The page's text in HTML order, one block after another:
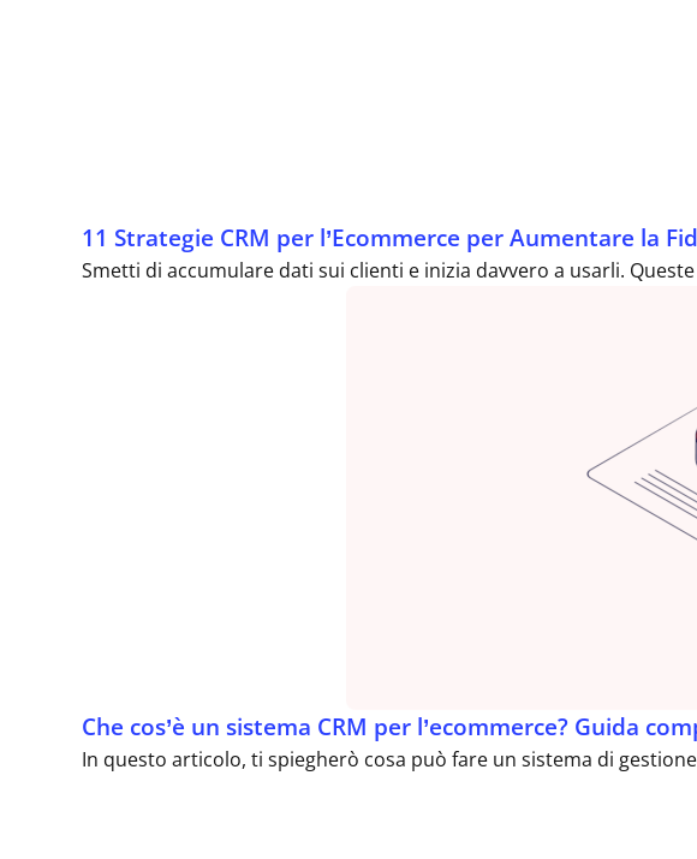
11 Strategie CRM per l’Ecommerce per Aumentare la
Smetti di accumulare dati sui clienti e inizia davvero a usarli.
Che cos’è un sistema CRM per l’ecommerce? Guida
In questo articolo, ti spiegherò cosa può fare un sistema di